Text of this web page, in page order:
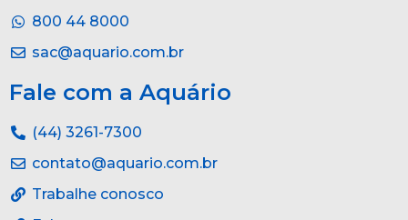
800 44 8000
sac@aquario.com.br
Fale com a Aquário
(44) 3261-7300
contato@aquario.com.br
Trabalhe conosco